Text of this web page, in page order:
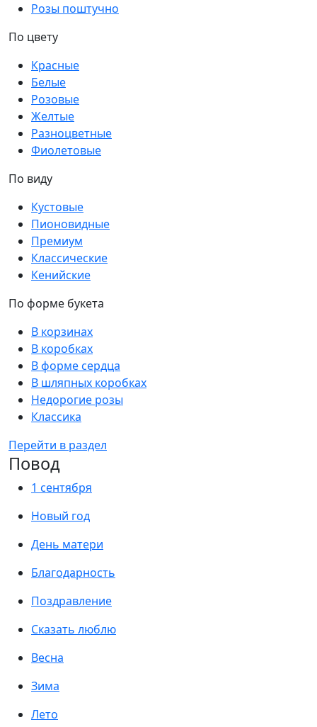
Розы поштучно
По цвету
Красные
Белые
Розовые
Желтые
Разноцветные
Фиолетовые
По виду
Кустовые
Пионовидные
Премиум
Классические
Кенийские
По форме букета
В корзинах
В коробках
В форме сердца
В шляпных коробках
Недорогие розы
Классика
Перейти в раздел
Повод
1 сентября
Новый год
День матери
Благодарность
Поздравление
Сказать люблю
Весна
Зима
Лето